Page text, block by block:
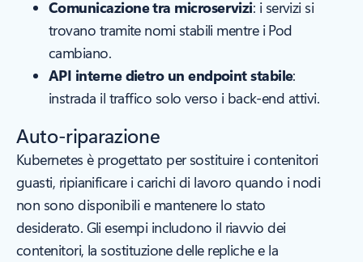
Comunicazione tra microservizi: i servizi si
trovano tramite nomi stabili mentre i Pod
cambiano.
API interne dietro un endpoint stabile:
instrada il traffico solo verso i back-end attivi.
Auto-riparazione
Kubernetes è progettato per sostituire i contenitori
guasti, ripianificare i carichi di lavoro quando i nodi
non sono disponibili e mantenere lo stato
desiderato. Gli esempi includono il riavvio dei
contenitori, la sostituzione delle repliche e la